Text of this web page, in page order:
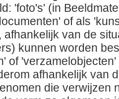
'foto's' (in
of als
van de
kunnen worden
of
afhankelijk van
die verwijzen